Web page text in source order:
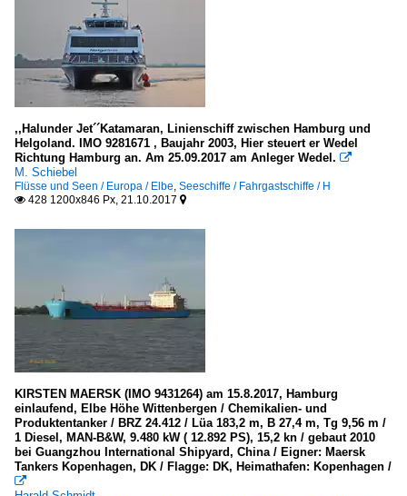
,,Halunder Jet´´Katamaran, Linienschiff zwischen Hamburg und
Helgoland. IMO 9281671 , Baujahr 2003, Hier steuert er Wedel
Richtung Hamburg an. Am 25.09.2017 am Anleger Wedel. 
M. Schiebel
Flüsse und Seen / Europa / Elbe Seeschiffe / Fahrgastschiffe / H
 428 1200x846 Px, 21.10.2017 
KIRSTEN MAERSK (IMO 9431264) am 15.8.2017, Hamburg
einlaufend, Elbe Höhe Wittenbergen / Chemikalien- und
Produktentanker / BRZ 24.412 / Lüa 183,2 m, B 27,4 m, Tg 9,56 m /
1 Diesel, MAN-B&W, 9.480 kW ( 12.892 PS), 15,2 kn / gebaut 2010
bei Guangzhou International Shipyard, China / Eigner: Maersk
Tankers Kopenhagen, DK / Flagge: DK, Heimathafen: Kopenhagen /
